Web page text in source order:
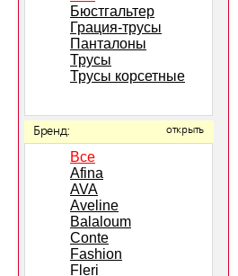
Бюстгальтер
Грация-трусы
Панталоны
Трусы
Трусы корсетные
Бренд: открыть
Все
Afina
AVA
Aveline
Balaloum
Conte
Fashion
Fleri